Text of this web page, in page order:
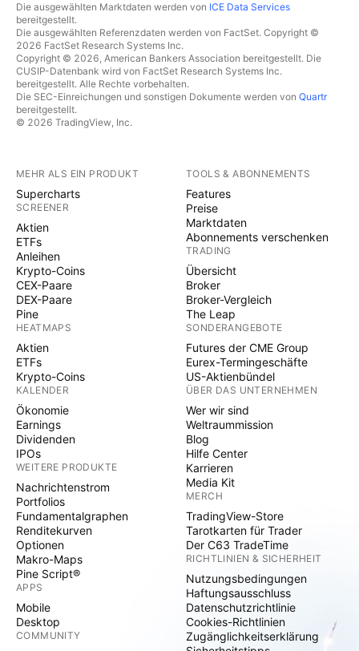
Die ausgewählten Marktdaten werden von ICE Data Services
bereitgestellt.
Die ausgewählten Referenzdaten werden von FactSet. Copyright ©
2026 FactSet Research Systems Inc.
Copyright © 2026, American Bankers Association bereitgestellt. Die
CUSIP-Datenbank wird von FactSet Research Systems Inc.
bereitgestellt. Alle Rechte vorbehalten.
Die SEC-Einreichungen und sonstigen Dokumente werden von Quartr
bereitgestellt.
© 2026 TradingView, Inc.
MEHR ALS EIN PRODUKT
Supercharts
SCREENER
Aktien
ETFs
Anleihen
Krypto-Coins
CEX-Paare
DEX-Paare
Pine
HEATMAPS
Aktien
ETFs
Krypto-Coins
KALENDER
Ökonomie
Earnings
Dividenden
IPOs
WEITERE PRODUKTE
Nachrichtenstrom
Portfolios
Fundamentalgraphen
Renditekurven
Optionen
Makro-Maps
Pine Script®
APPS
Mobile
Desktop
COMMUNITY
TOOLS & ABONNEMENTS
Features
Preise
Marktdaten
Abonnements verschenken
TRADING
Übersicht
Broker
Broker-Vergleich
The Leap
SONDERANGEBOTE
Futures der CME Group
Eurex-Termingeschäfte
US-Aktienbündel
ÜBER DAS UNTERNEHMEN
Wer wir sind
Weltraummission
Blog
Hilfe Center
Karrieren
Media Kit
MERCH
TradingView-Store
Tarotkarten für Trader
Der C63 TradeTime
RICHTLINIEN & SICHERHEIT
Nutzungsbedingungen
Haftungsausschluss
Datenschutzrichtlinie
Cookies-Richtlinien
Zugänglichkeitserklärung